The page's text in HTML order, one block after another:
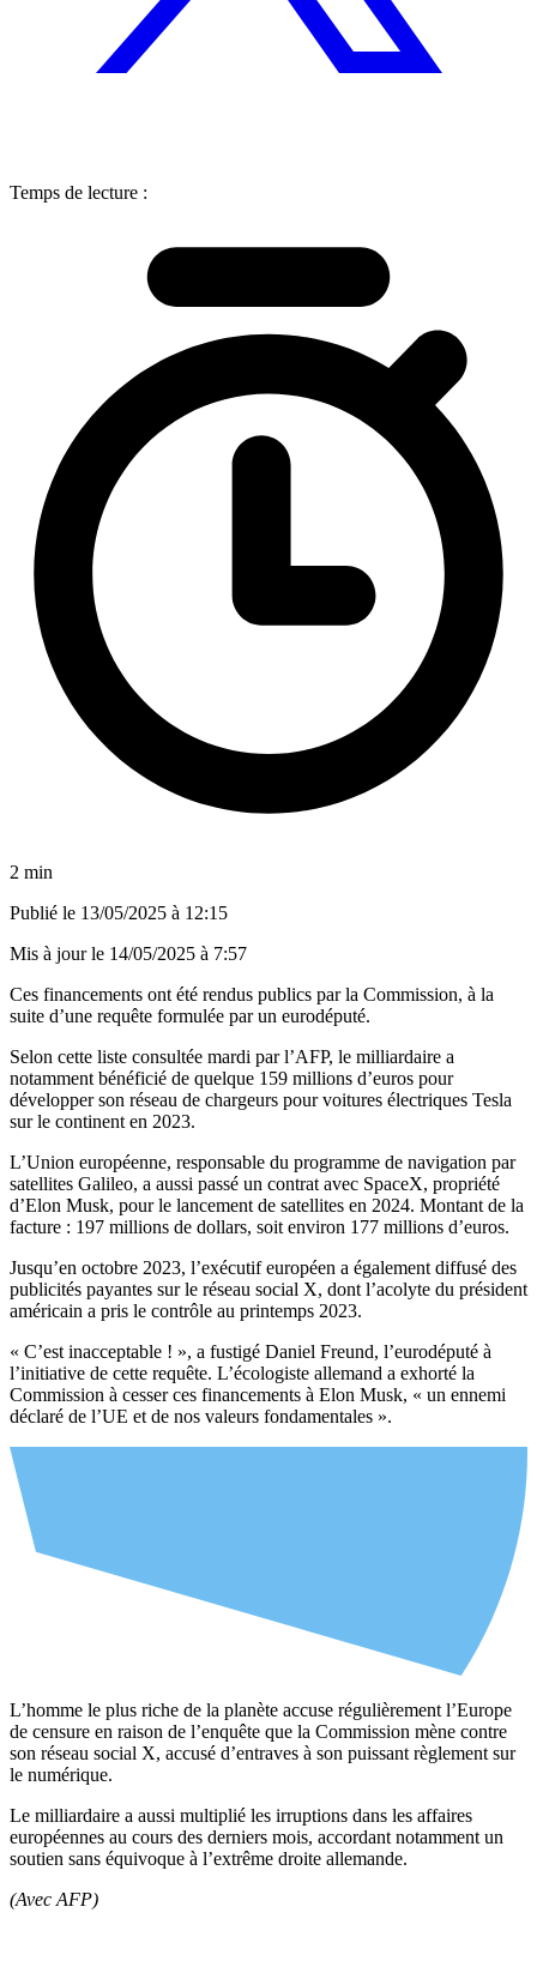
Temps de lecture :
2 min
Publié le 13/05/2025 à 12:15
Mis à jour le 14/05/2025 à 7:57
Ces financements ont été rendus publics par la Commission, à la
suite d’une requête formulée par un eurodéputé.
Selon cette liste consultée mardi par l’AFP, le milliardaire a
notamment bénéficié de quelque 159 millions d’euros pour
développer son réseau de chargeurs pour voitures électriques Tesla
sur le continent en 2023.
L’Union européenne, responsable du programme de navigation par
satellites Galileo, a aussi passé un contrat avec SpaceX, propriété
d’Elon Musk, pour le lancement de satellites en 2024. Montant de la
facture : 197 millions de dollars, soit environ 177 millions d’euros.
Jusqu’en octobre 2023, l’exécutif européen a également diffusé des
publicités payantes sur le réseau social X, dont l’acolyte du président
américain a pris le contrôle au printemps 2023.
« C’est inacceptable ! », a fustigé Daniel Freund, l’eurodéputé à
l’initiative de cette requête. L’écologiste allemand a exhorté la
Commission à cesser ces financements à Elon Musk, « un ennemi
déclaré de l’UE et de nos valeurs fondamentales ».
L’homme le plus riche de la planète accuse régulièrement l’Europe
de censure en raison de l’enquête que la Commission mène contre
son réseau social X, accusé d’entraves à son puissant règlement sur
le numérique.
Le milliardaire a aussi multiplié les irruptions dans les affaires
européennes au cours des derniers mois, accordant notamment un
soutien sans équivoque à l’extrême droite allemande.
(Avec AFP)